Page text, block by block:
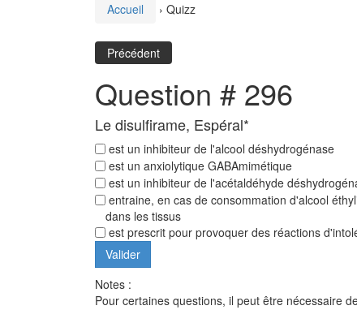
Accueil › Quizz
Précédent
Question # 296
Le disulfirame, Espéral*
est un inhibiteur de l'alcool déshydrogénase
est un anxiolytique GABAmimétique
est un inhibiteur de l'acétaldéhyde
entraine, en cas de consommation d'alcool
dans les tissus
est prescrit pour provoquer des réactions
Notes :
Pour certaines questions, il peut être nécessaire